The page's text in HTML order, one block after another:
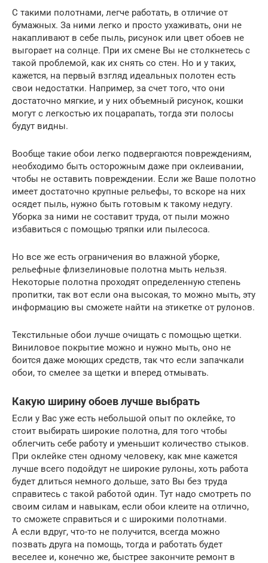
С такими полотнами, легче работать, в отличие от
бумажных. За ними легко и просто ухаживать, они не
накапливают в себе пыль, рисунок или цвет обоев не
выгорает на солнце. При их смене Вы не столкнетесь с
такой проблемой, как их снять со стен. Но и у таких,
кажется, на первый взгляд идеальных полотен есть
свои недостатки. Например, за счет того, что они
достаточно мягкие, и у них объемный рисунок, кошки
могут с легкостью их поцарапать, тогда эти полосы
будут видны.
Вообще такие обои легко подвергаются повреждениям,
необходимо быть осторожным даже при оклеивании,
чтобы не оставить повреждении. Если же Ваше полотно
имеет достаточно крупные рельефы, то вскоре на них
осядет пыль, нужно быть готовым к такому недугу.
Уборка за ними не составит труда, от пыли можно
избавиться с помощью тряпки или пылесоса.
Но все же есть ограничения во влажной уборке,
рельефные флизелиновые полотна мыть нельзя.
Некоторые полотна проходят определенную степень
пропитки, так вот если она высокая, то можно мыть, эту
информацию вы сможете найти на этикетке от рулонов.
Текстильные обои лучше очищать с помощью щетки.
Виниловое покрытие можно и нужно мыть, оно не
боится даже моющих средств, так что если запачкали
обои, то смелее за щетки и вперед отмывать.
Какую ширину обоев лучше выбрать
Если у Вас уже есть небольшой опыт по оклейке, то
стоит выбирать широкие полотна, для того чтобы
облегчить себе работу и уменьшит количество стыков.
При оклейке стен одному человеку, как мне кажется
лучше всего подойдут не широкие рулоны, хоть работа
будет длиться немного дольше, зато Вы без труда
справитесь с такой работой один. Тут надо смотреть по
своим силам и навыкам, если обои клеите на отлично,
то сможете справиться и с широкими полотнами.
А если вдруг, что-то не получится, всегда можно
позвать друга на помощь, тогда и работать будет
веселее и, конечно же, быстрее закончите ремонт в